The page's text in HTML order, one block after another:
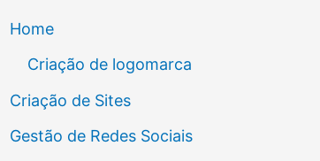
Home
Criação de logomarca
Criação de Sites
Gestão de Redes Sociais